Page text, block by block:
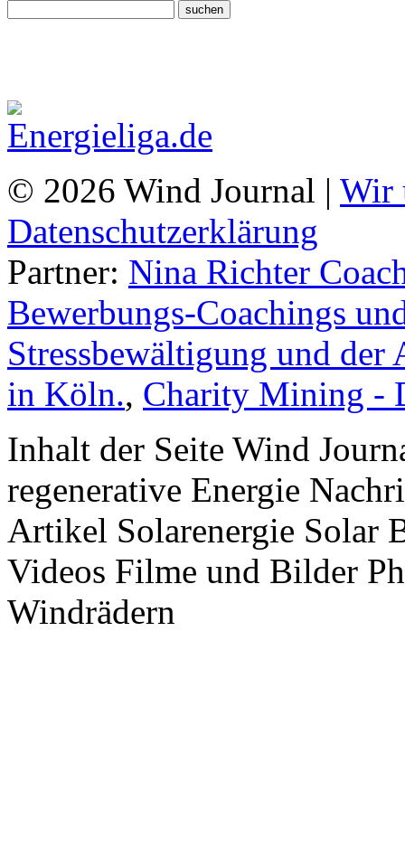
© 2026 Wind Journal | Wir
Datenschutzerklärung
Partner: Nina Richter
Bewerbungs-Coachings
Stressbewältigung und
in Köln., Charity Mining -
Inhalt der Seite Wind
regenerative Energie
Artikel Solarenergie Solar
Videos Filme und Bilder
Windrädern